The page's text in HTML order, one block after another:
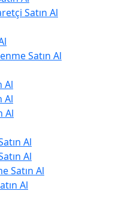
Satın Al
Satın Al
Al
Al
Al
Al
Al
Satın Al
Al